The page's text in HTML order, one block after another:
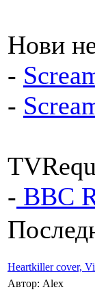
Нови
-
-
- BBC
Heartkiller cover,
Автор: Alex